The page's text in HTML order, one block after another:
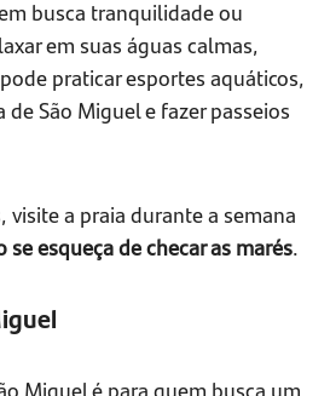
busca tranquilidade ou
em suas águas calmas,
praticar esportes aquáticos,
de São Miguel e fazer passeios
visite a praia durante a semana
se esqueça de checar as marés.
Miguel é para quem busca um